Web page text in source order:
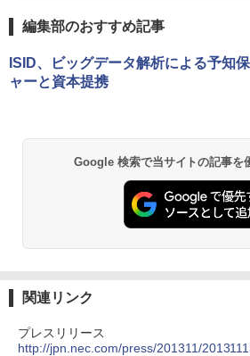
編集部のおすすめ記事
ISID、ビッグデータ解析による予知
ャーと資本提携
Google 検索で当サイトの記事を
関連リンク
プレスリリース
http://jpn.nec.com/press/201311/